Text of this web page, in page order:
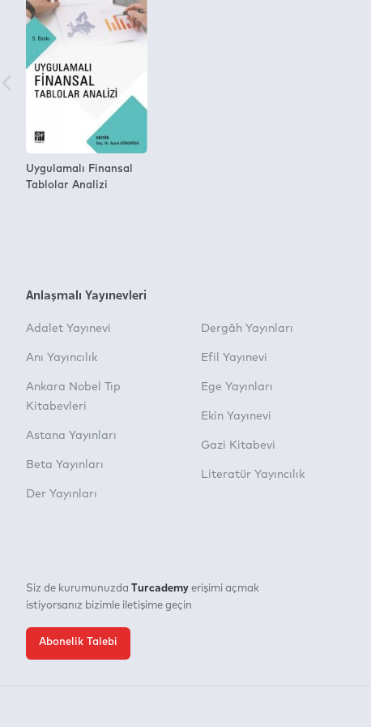
Uygulamalı Finansal
Tablolar Analizi
Anlaşmalı Yayınevleri
Adalet Yayınevi
Anı Yayıncılık
Ankara Nobel Tıp
Kitabevleri
Astana Yayınları
Beta Yayınları
Der Yayınları
Dergâh Yayınları
Efil Yayınevi
Ege Yayınları
Ekin Yayınevi
Gazi Kitabevi
Literatür Yayıncılık
Siz de kurumunuzda Turcademy erişimi açmak
istiyorsanız bizimle iletişime geçin
Abonelik Talebi